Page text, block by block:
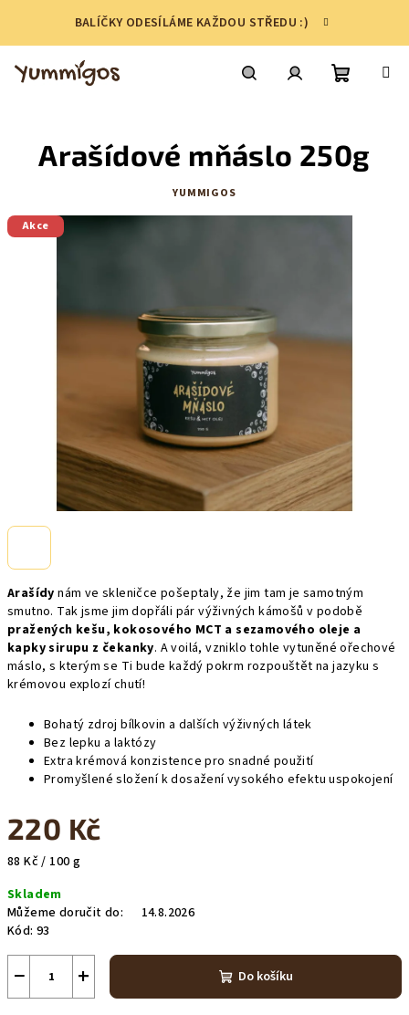
obsah
BALÍČKY ODESÍLÁME KAŽDOU STŘEDU :)
košík
Arašídy nám ve skleničce pošeptaly, že jim tam je samotným
smutno. Tak jsme jim dopřáli pár výživných kámošů v podobě
pražených kešu, kokosového MCT a sezamového oleje a
kapky sirupu z čekanky. A voilá, vzniklo tohle vytuněné ořechové
máslo, s kterým se Ti bude každý pokrm rozpouštět na jazyku s
krémovou explozí chutí!
Bohatý zdroj bílkovin a dalších výživných látek
Bez lepku a laktózy
Extra krémová konzistence pro snadné použití
Promyšlené složení k dosažení vysokého efektu uspokojení
220 Kč
Měrná
88 Kč / 100 g
Skladem
Můžeme doručit do:
14.8.2026
Kód: 93
+
− Do košíku
Arašídové mňáslo 250g
YUMMIGOS
Akce